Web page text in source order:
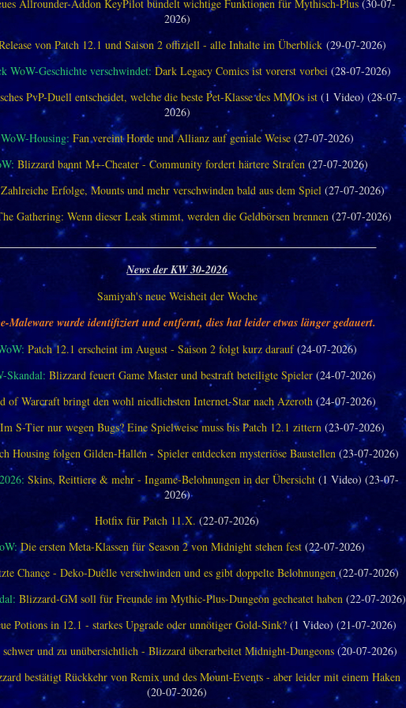
Allrounder-Addon KeyPilot bündelt wichtige Funktionen für Mythisch-Plus (30-07-
2026)
von Patch 12.1 und Saison 2 offiziell - alle Inhalte im Überblick (29-07-2026)
WoW-Geschichte verschwindet: Dark Legacy Comics ist vorerst vorbei (28-07-2026)
PvP-Duell entscheidet, welche die beste Pet-Klasse des MMOs ist(1 Video) (28-07-
2026)
WoW-Housing: Fan vereint Horde und Allianz auf geniale Weise(27-07-2026)
Blizzard bannt M+-Cheater - Community fordert härtere Strafen (27-07-2026)
Zahlreiche Erfolge, Mounts und mehr verschwinden bald aus dem Spiel (27-07-2026)
Gathering: Wenn dieser Leak stimmt, werden die Geldbörsen brennen (27-07-2026)
News der KW 30-2026
Samiyah's neue Weisheit der Woche
Maleware wurde identifiziert und entfernt, dies hat leider etwas länger gedauert.
Patch 12.1 erscheint im August - Saison 2 folgt kurz darauf(24-07-2026)
Skandal: Blizzard feuert Game Master und bestraft beteiligte Spieler(24-07-2026)
of Warcraft bringt den wohl niedlichsten Internet-Star nach Azeroth (24-07-2026)
Im S-Tier nur wegen Bugs? Eine Spielweise muss bis Patch 12.1 zittern (23-07-2026)
Housing folgen Gilden-Hallen - Spieler entdecken mysteriöse Baustellen (23-07-2026)
Skins, Reittiere & mehr - Ingame-Belohnungen in der Übersicht (1 Video) (23-07-
2026)
Hotfix für Patch 11.X.(22-07-2026)
Die ersten Meta-Klassen für Season 2 von Midnight stehen fest(22-07-2026)
Chance - Deko-Duelle verschwinden und es gibt doppelte Belohnungen (22-07-2026)
Blizzard-GM soll für Freunde im Mythic-Plus-Dungeon gecheatet haben (22-07-2026)
Potions in 12.1 - starkes Upgrade oder unnötiger Gold-Sink? (1 Video) (21-07-2026)
und zu unübersichtlich - Blizzard überarbeitet Midnight-Dungeons (20-07-2026)
bestätigt Rückkehr von Remix und des Mount-Events - aber leider mit einem Haken
(20-07-2026)